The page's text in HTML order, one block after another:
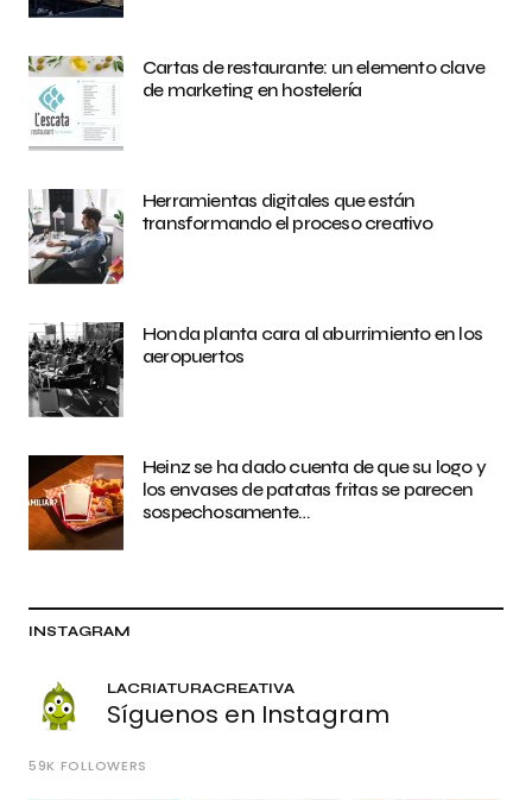
Cartas de restaurante: un elemento clave
de marketing en hostelería
Herramientas digitales que están
transformando el proceso creativo
Honda planta cara al aburrimiento en los
aeropuertos
Heinz se ha dado cuenta de que su logo y
los envases de patatas fritas se parecen
sospechosamente…
INSTAGRAM
LACRIATURACREATIVA
Síguenos en Instagram
59K FOLLOWERS